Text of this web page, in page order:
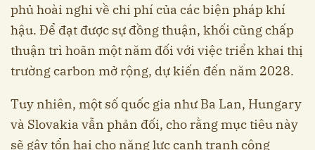
phủ hoài nghi về chi phí của các biện pháp khí
hậu. Để đạt được sự đồng thuận, khối cũng chấp
thuận trì hoãn một năm đối với việc triển khai thị
trường carbon mở rộng, dự kiến đến năm 2028.
Tuy nhiên, một số quốc gia như Ba Lan, Hungary
và Slovakia vẫn phản đối, cho rằng mục tiêu này
sẽ gây tổn hại cho năng lực cạnh tranh công